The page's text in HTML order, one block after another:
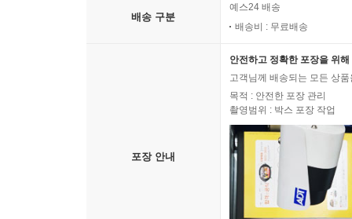
배송 구분
예스24 배송
배송비 : 무료배송
포장 안내
안전하고 정확한 포장을 위
고객님께 배송되는 모든 상
목적 : 안전한 포장 관리
촬영범위 : 박스 포장 작업